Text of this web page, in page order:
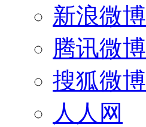
新浪微博
腾讯微博
搜狐微博
人人网